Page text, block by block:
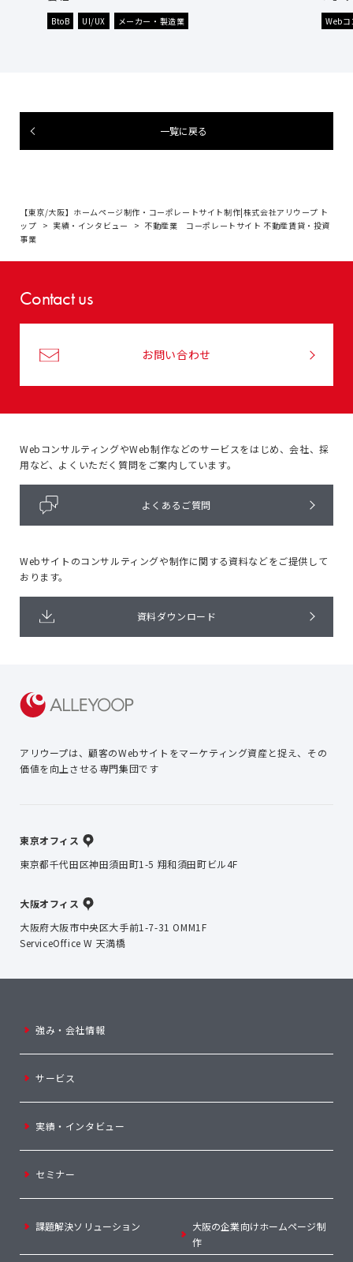
BtoB UI/UX メーカー・製造業 Webコ
一覧に戻る
【東京/大阪】ホームページ制作・コーポレートサイト制作|株式会社アリウープ ト
ップ
実績・インタビュー
不動産業 コーポレートサイト 不動産賃貸・投資
事業
Contact us
お問い合わせ
WebコンサルティングやWeb制作などのサービスをはじめ、会社、採
用など、よくいただく質問をご案内しています。
よくあるご質問
Webサイトのコンサルティングや制作に関する資料などをご提供して
おります。
資料ダウンロード
アリウープは、顧客のWebサイトをマーケティング資産と捉え、 その
価値を向上させる専門集団です
東京オフィス
東京都千代田区神田須田町1-5 翔和須田町ビル4F
大阪オフィス
大阪府大阪市中央区大手前1-7-31 OMM1F
ServiceOffice W 天満橋
強み・会社情報
サービス
実績・インタビュー
セミナー
課題解決ソリューション
大阪の企業向けホームページ制
作